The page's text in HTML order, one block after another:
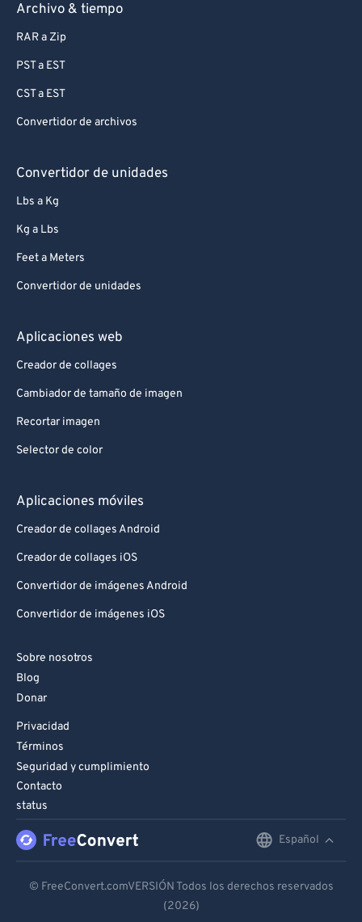
Archivo & tiempo
RAR a Zip
PST a EST
CST a EST
Convertidor de archivos
Convertidor de unidades
Lbs a Kg
Kg a Lbs
Feet a Meters
Convertidor de unidades
Aplicaciones web
Creador de collages
Cambiador de tamaño de imagen
Recortar imagen
Selector de color
Aplicaciones móviles
Creador de collages Android
Creador de collages iOS
Convertidor de imágenes Android
Convertidor de imágenes iOS
Sobre nosotros
Blog
Donar
Privacidad
Términos
Seguridad y cumplimiento
Contacto
status
Español
Español
© FreeConvert.comVERSIÓN Todos los derechos reservados
(2026)